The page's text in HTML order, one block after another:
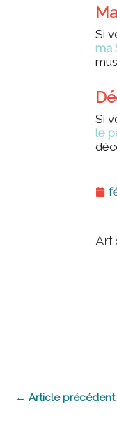
Si
ma
Si
le
← Article précédent